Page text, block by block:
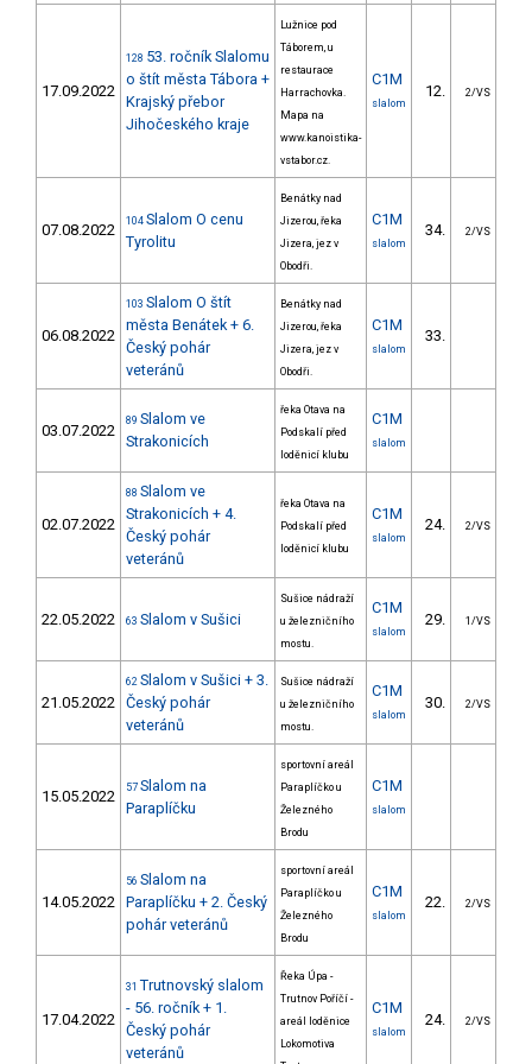
17.09.2022
128 53. ročník Slalomu
o štít města Tábora +
Krajský přebor
Jihočeského kraje
Lužnice pod
Táborem, u
restaurace
Harrachovka.
Mapa na
www.kanoistika-
vstabor.cz.
C1M
slalom
12. 2/VS
07.08.2022 104 Slalom O cenu
Tyrolitu
Benátky nad
Jizerou, řeka
Jizera, jez v
Obodři.
C1M
slalom
34. 2/VS
06.08.2022
103 Slalom O štít
města Benátek + 6.
Český pohár
veteránů
Benátky nad
Jizerou, řeka
Jizera, jez v
Obodři.
C1M
slalom
33.
03.07.2022
89 Slalom ve
Strakonicích
řeka Otava na
Podskalí před
loděnicí klubu
C1M
slalom
02.07.2022
88 Slalom ve
Strakonicích + 4.
Český pohár
veteránů
řeka Otava na
Podskalí před
loděnicí klubu
C1M
slalom
24. 2/VS
22.05.2022 63 Slalom v Sušici
Sušice nádraží
u železničního
mostu.
C1M
slalom
29. 1/VS
21.05.2022
62 Slalom v Sušici + 3.
Český pohár
veteránů
Sušice nádraží
u železničního
mostu.
C1M
slalom
30. 2/VS
15.05.2022 57 Slalom na
Paraplíčku
sportovní areál
Paraplíčko u
Železného
Brodu
C1M
slalom
14.05.2022
56 Slalom na
Paraplíčku + 2. Český
pohár veteránů
sportovní areál
Paraplíčko u
Železného
Brodu
C1M
slalom
22. 2/VS
17.04.2022
31 Trutnovský slalom
- 56. ročník + 1.
Český pohár
veteránů
Řeka Úpa -
Trutnov Poříčí -
areál loděnice
Lokomotiva
C1M
slalom
24. 2/VS